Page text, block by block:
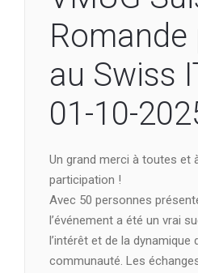
Romande
au Swiss
01-10-
Un grand merci à toutes et
participation !
Avec 50 personnes
l’événement a été un vrai
l’intérêt et de la dynamique
communauté. Les